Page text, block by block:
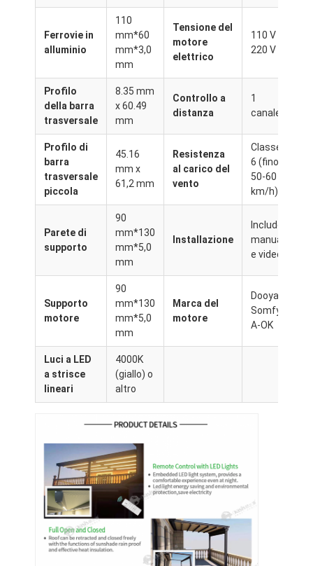
Notizie
Pergola Louvered di alluminio
Pergola di alluminio motorizzata
Pergola in tessuto trasportabile
Tenda ritrattabile
Avvolgente elettrico per ombrelloni
Carport per giardini
Ciechi della pista dello zip
Pergola di lamina di alluminio aggiornata
Ferrovie in
alluminio
110
mm*60
mm*3,0
mm
Tensione del
motore
elettrico
110 V o
220 V
Profilo
della barra
trasversale
8.35 mm
x 60.49
mm
Controllo a
distanza
1
canale
Profilo di
barra
trasversale
piccola
45.16
mm x
61,2 mm
Resistenza
al carico del
vento
Classe
6 (fino a
50-60
km/h)
Parete di
supporto
90
mm*130
mm*5,0
mm
Installazione
Include
manuali
e video
Supporto
motore
90
mm*130
mm*5,0
mm
Marca del
motore
Dooya
Somfy
A-OK
Luci a LED
a strisce
lineari
4000K
(giallo) o
altro